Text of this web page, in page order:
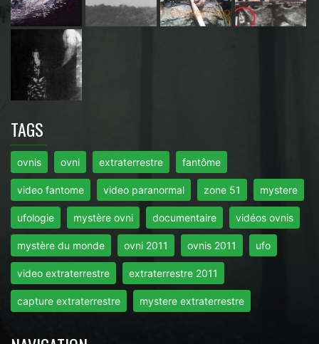
TAGS
ovnis ovni extraterrestre fantôme
video fantome video paranormal zone 51 mystere
ufologie mystère ovni documentaire vidéos ovnis
mystère du monde ovni 2011 ovnis 2011 ufo
video extraterrestre extraterrestre 2011
capture extraterrestre mystere extraterrestre